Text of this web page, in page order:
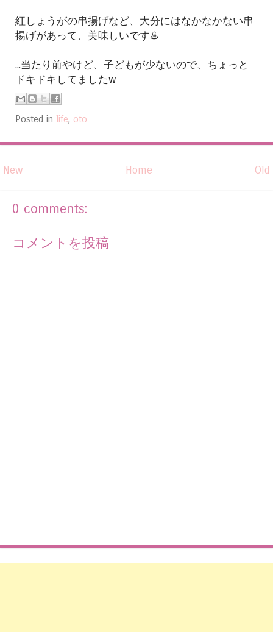
紅しょうがの串揚げなど、大分にはなかなかない串
揚げがあって、美味しいです♨️
...当たり前やけど、子どもが少ないので、ちょっと
ドキドキしてましたw
Posted in life, oto
New Old
Home
0 comments:
コメントを投稿